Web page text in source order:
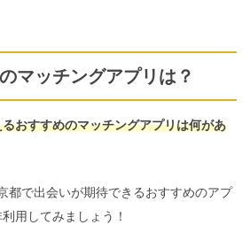
マッチングアプリは？
おすすめのマッチングアプリは何があ
都で出会いが期待できるおすすめのアプ
用してみましょう！